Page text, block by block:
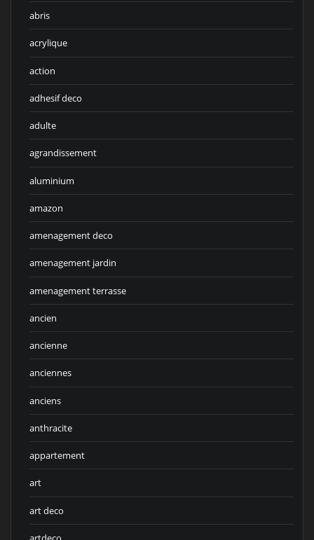
abris
acrylique
action
adhesif deco
adulte
agrandissement
aluminium
amazon
amenagement deco
amenagement jardin
amenagement terrasse
ancien
ancienne
anciennes
anciens
anthracite
appartement
art
art deco